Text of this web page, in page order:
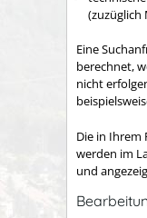
(zuzüglich
Eine
berechnet,
nicht
Die in Ihrem
werden im
und